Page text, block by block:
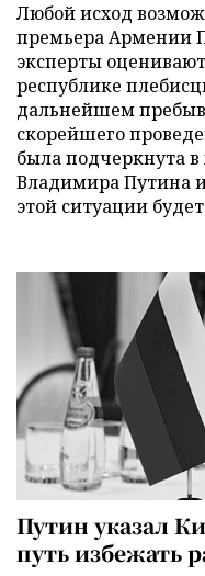
Любой исход
премьера Армении
эксперты
республике
дальнейшем
скорейшего
была подчеркнута в
Владимира Путина
этой ситуации
Путин указал
путь избежать